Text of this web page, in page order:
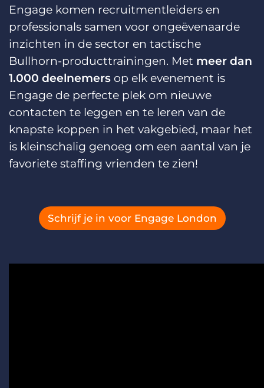
Engage komen recruitmentleiders en
professionals samen voor ongeëvenaarde
inzichten in de sector en tactische
Bullhorn-producttrainingen. Met meer dan
1.000 deelnemers op elk evenement is
Engage de perfecte plek om nieuwe
contacten te leggen en te leren van de
knapste koppen in het vakgebied, maar het
is kleinschalig genoeg om een aantal van je
favoriete staffing vrienden te zien!
Schrijf je in voor Engage London
View stats in Wistia
Copy link and thumbnail